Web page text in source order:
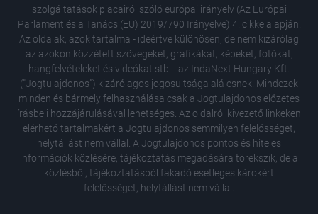
szolgáltatások piacairól szóló európai irányelv (Az Európai
Parlament és a Tanács (EU) 2019/790 Irányelve) 4. cikke alapján!
Az oldalak, azok tartalma - ideértve különösen, de nem kizárólag
az azokon közzétett szövegeket, grafikákat, képeket, fotókat,
hangfelvételeket és videókat stb. - az IndaNext Hungary Kft.
("Jogtulajdonos") kizárólagos jogosultsága alá esnek. Mindezek
minden és bármely felhasználása csak a Jogtulajdonos előzetes
írásbeli hozzájárulásával lehetséges. Az oldalról kivezető linkeken
elérhető tartalmakért a Jogtulajdonos semmilyen felelősséget,
helytállást nem vállal. A Jogtulajdonos pontos és hiteles
információk közlésére, tájékoztatás megadására törekszik, de a
közlésből, tájékoztatásból fakadó esetleges károkért
felelősséget, helytállást nem vállal.